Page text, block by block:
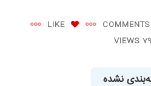
LIKE
79 VIEWS
نشده